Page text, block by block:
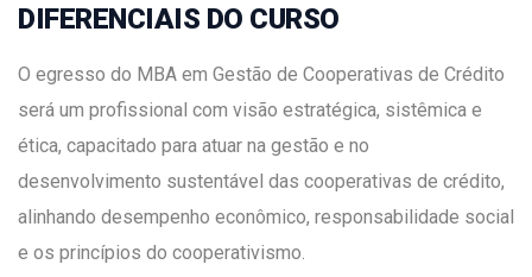
DIFERENCIAIS DO CURSO
O egresso do MBA em Gestão de Cooperativas de Crédito
será um profissional com visão estratégica, sistêmica e
ética, capacitado para atuar na gestão e no
desenvolvimento sustentável das cooperativas de crédito,
alinhando desempenho econômico, responsabilidade social
e os princípios do cooperativismo.